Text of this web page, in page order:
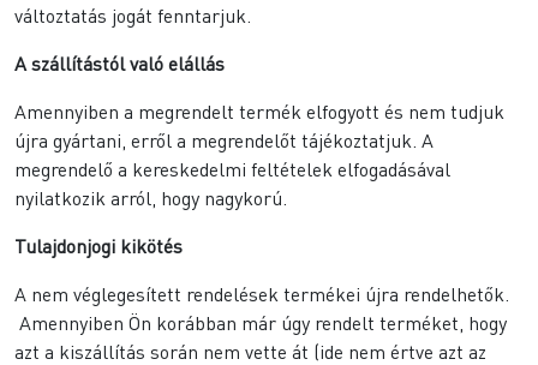
változtatás jogát fenntarjuk.
A szállítástól való elállás
Amennyiben a megrendelt termék elfogyott és nem tudjuk
újra gyártani, erről a megrendelőt tájékoztatjuk. A
megrendelő a kereskedelmi feltételek elfogadásával
nyilatkozik arról, hogy nagykorú.
Tulajdonjogi kikötés
A nem véglegesített rendelések termékei újra rendelhetők.
Amennyiben Ön korábban már úgy rendelt terméket, hogy
azt a kiszállítás során nem vette át (ide nem értve azt az